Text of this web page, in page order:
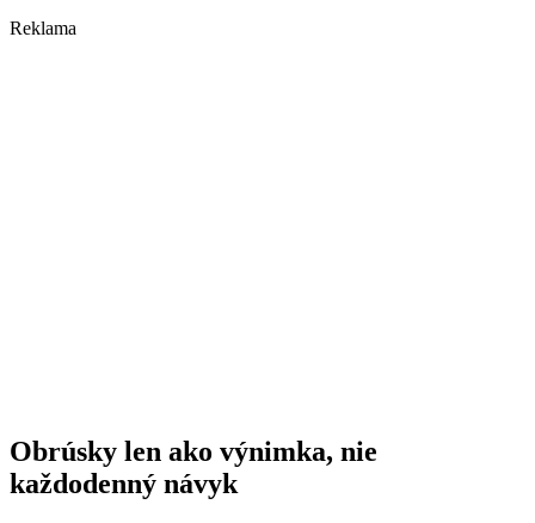
Reklama
Obrúsky len ako výnimka, nie
každodenný návyk